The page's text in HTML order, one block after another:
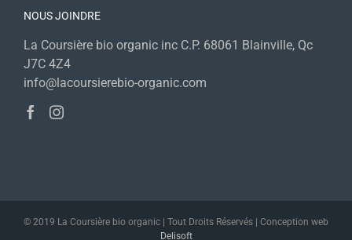
NOUS JOINDRE
La Coursière bio organic inc C.P. 68061 Blainville, Qc
J7C 4Z4
info@lacoursierebio-organic.com
© 2019 La Coursière bio organic | Tout Droits Réservés | Conception web
Delisoft